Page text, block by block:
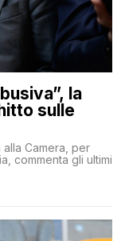
la
sulle
Camera, per
commenta gli ultimi